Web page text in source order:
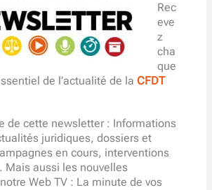
Rec
eve
z
cha
que
de l’actualité de la CFDT
de cette newsletter : Informations
juridiques, dossiers et
en cours, interventions
aussi les nouvelles
Web TV : La minute de vos